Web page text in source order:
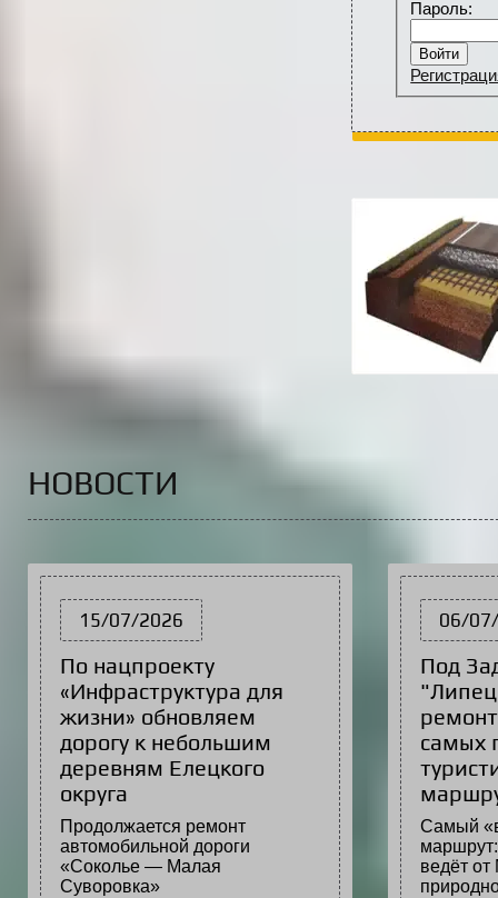
Пароль:
НОВОСТИ
15/07/2026
По нацпроекту
«Инфраструктура для
жизни» обновляем
дорогу к небольшим
деревням Елецкого
округа
Продолжается ремонт
автомобильной дороги
«Соколье — Малая
Суворовка»
06/
Под
самых
Самый
ведёт от